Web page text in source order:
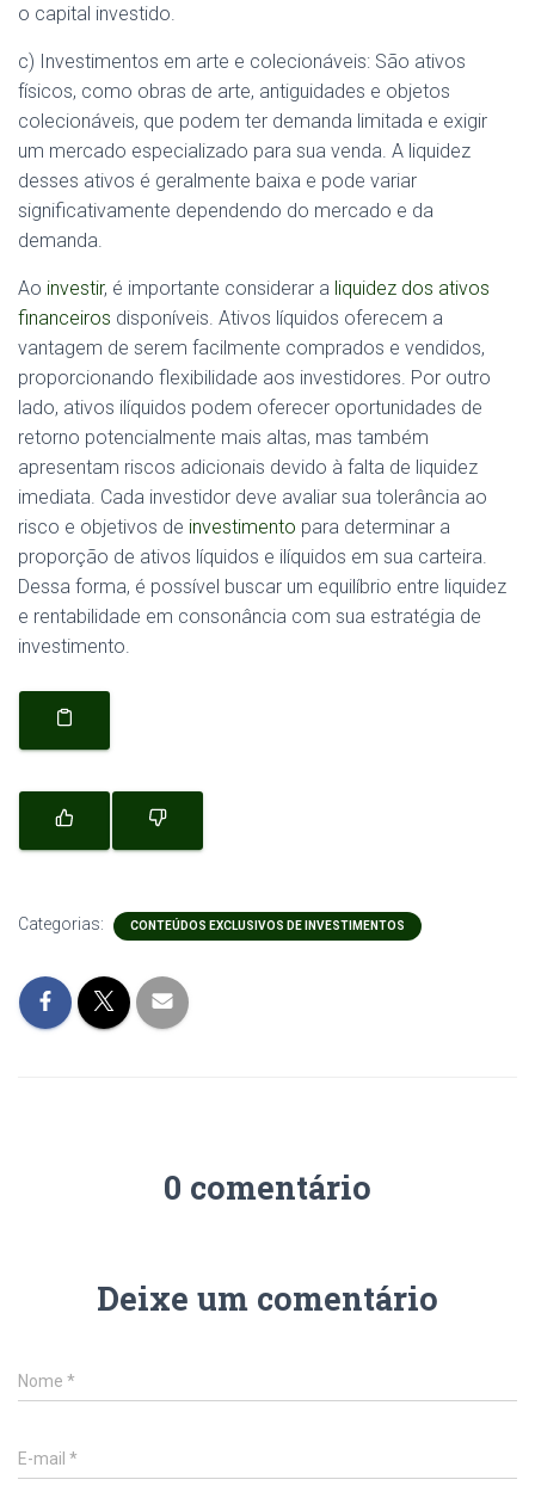
o capital investido.
c) Investimentos em arte e colecionáveis: São ativos
físicos, como obras de arte, antiguidades e objetos
colecionáveis, que podem ter demanda limitada e exigir
um mercado especializado para sua venda. A liquidez
desses ativos é geralmente baixa e pode variar
significativamente dependendo do mercado e da
demanda.
Ao investir, é importante considerar a liquidez dos ativos
financeiros disponíveis. Ativos líquidos oferecem a
vantagem de serem facilmente comprados e vendidos,
proporcionando flexibilidade aos investidores. Por outro
lado, ativos ilíquidos podem oferecer oportunidades de
retorno potencialmente mais altas, mas também
apresentam riscos adicionais devido à falta de liquidez
imediata. Cada investidor deve avaliar sua tolerância ao
risco e objetivos de investimento para determinar a
proporção de ativos líquidos e ilíquidos em sua carteira.
Dessa forma, é possível buscar um equilíbrio entre liquidez
e rentabilidade em consonância com sua estratégia de
investimento.
Categorias: CONTEÚDOS EXCLUSIVOS DE INVESTIMENTOS
0 comentário
Deixe um comentário
Nome *
E-mail *